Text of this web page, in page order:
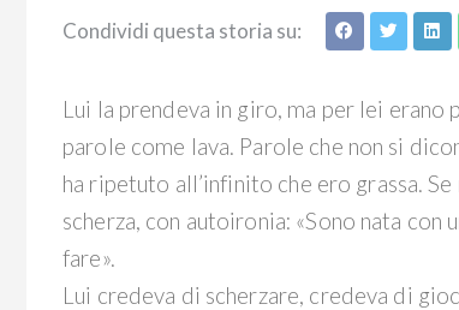
Condividi questa storia su:
Lui la prendeva in giro, ma per lei erano
parole come lava. Parole che non si
ha ripetuto all’infinito che ero grassa.
scherza, con autoironia: «Sono nata con
fare».
Lui credeva di scherzare, credeva di